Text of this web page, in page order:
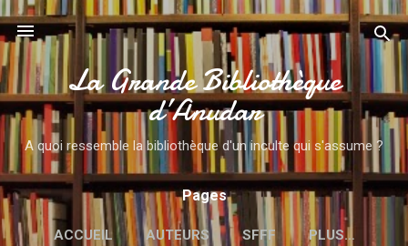
Accéder au contenu principal
La Grande Bibliothèque
d’Anudar
A quoi ressemble la bibliothèque d'un inculte qui s'assume ?
Pages
ACCUEIL AUTEURS SFFF PLUS…